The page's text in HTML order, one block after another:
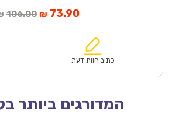
106.00המחיר
₪106.00.
₪ 73.90המחיר
הוא:
כתוב חוות דעת
המדורגים ביותר